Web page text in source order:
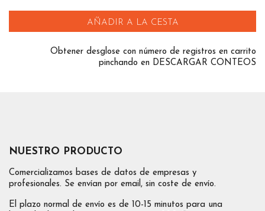
AÑADIR A LA CESTA
Obtener desglose con número de registros en carrito
pinchando en DESCARGAR CONTEOS
NUESTRO PRODUCTO
Comercializamos bases de datos de empresas y
profesionales. Se envían por email, sin coste de envío.
El plazo normal de envío es de 10-15 minutos para una